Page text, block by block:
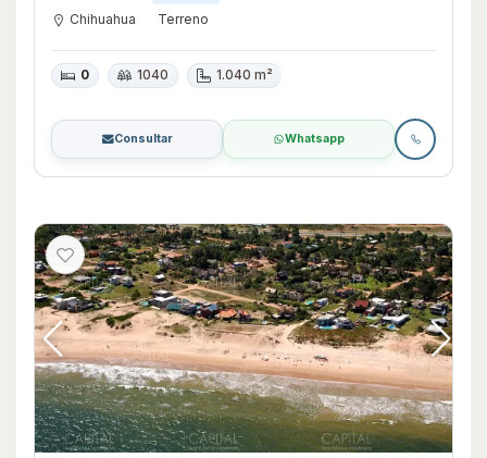
Chihuahua Terreno
0 1040 1.040 m²
Consultar Whatsapp